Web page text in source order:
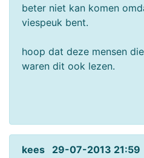
beter niet kan komen
viespeuk bent.
hoop dat deze mensen
waren dit ook lezen.
kees 29-07-2013 21:59